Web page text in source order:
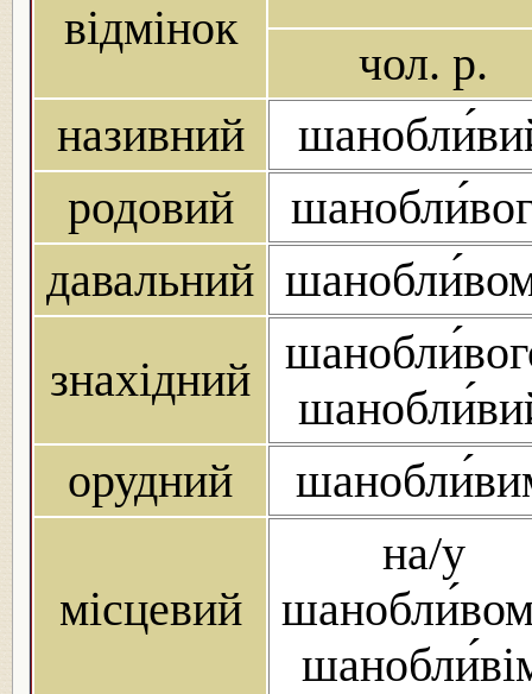
відмінок
чол. р.
називний
родовий
давальний
знахідний
орудний
місцевий
на/у